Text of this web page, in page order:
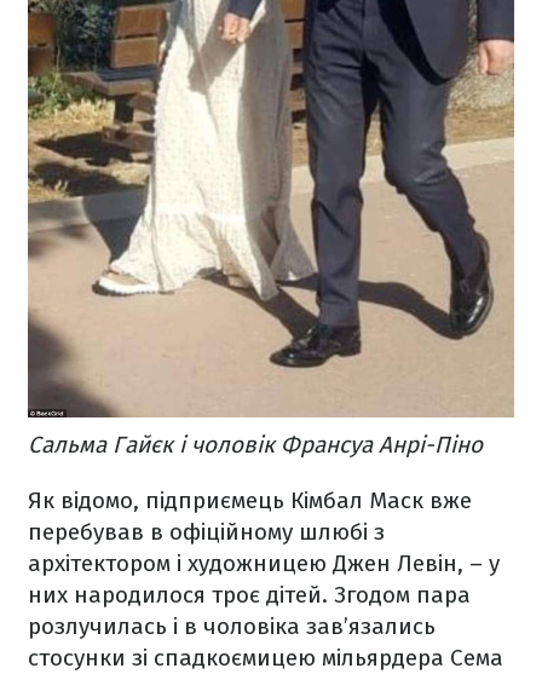
Сальма Гайєк і чоловік Франсуа Анрі-Піно
Як відомо, підприємець Кімбал Маск вже
перебував в офіційному шлюбі з
архітектором і художницею Джен Левін, – у
них народилося троє дітей. Згодом пара
розлучилась і в чоловіка зав’язались
стосунки зі спадкоємицею мільярдера Сема